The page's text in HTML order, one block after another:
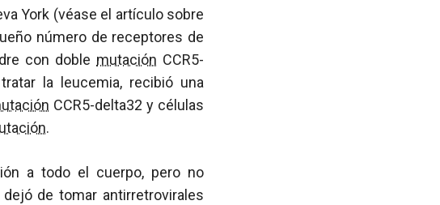
York (véase el artículo sobre
número de receptores de
con doble mutación CCR5-
la leucemia, recibió una
CCR5-delta32 y células
.
a todo el cuerpo, pero no
de tomar antirretrovirales